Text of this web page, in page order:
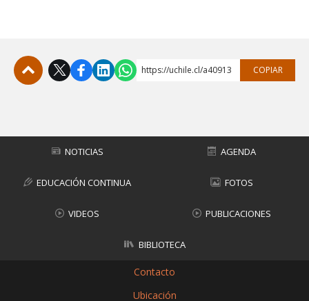
https://uchile.cl/a40913 COPIAR
NOTICIAS AGENDA
EDUCACIÓN CONTINUA FOTOS
VIDEOS PUBLICACIONES
BIBLIOTECA
Contacto
Ubicación